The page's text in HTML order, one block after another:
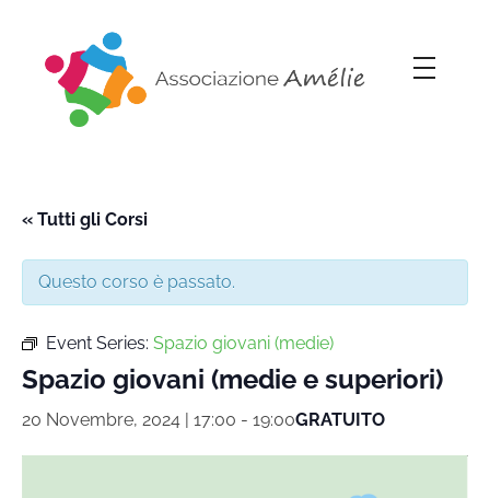
« Tutti gli Corsi
Questo corso è passato.
Event Series: Spazio giovani (medie)
Spazio giovani (medie e superiori)
20 Novembre, 2024 | 17:00 - 19:00GRATUITO